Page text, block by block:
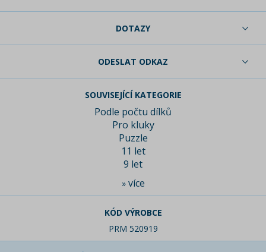
DOTAZY
ODESLAT ODKAZ
SOUVISEJÍCÍ KATEGORIE
Podle počtu dílků
Pro kluky
Puzzle
11 let
9 let
» více
KÓD VÝROBCE
PRM 520919